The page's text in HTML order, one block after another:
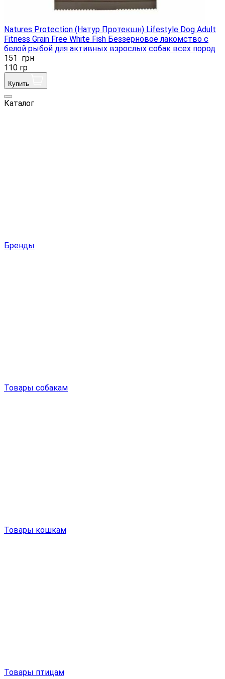
Natures Protection (Натур Протекшн) Lifestyle Dog Adult
Fitness Grain Free White Fish Беззерновое лакомство с
белой рыбой для активных взрослых собак всех пород
151 грн
110 гр
Купить
Каталог
Бренды
Товары собакам
Товары кошкам
Товары птицам